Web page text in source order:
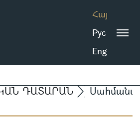
Հայ
Рус
Eng
ԴԱՏԱՐԱՆ